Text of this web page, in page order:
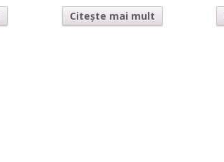
Citește mai mult